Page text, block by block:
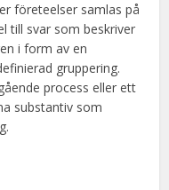
företeelser samlas på
till svar som beskriver
i form av en
gruppering.
process eller ett
substantiv som